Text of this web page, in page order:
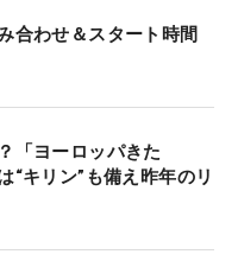
“30周年”の記念大会
の写真がズラリ。そ
11年覇者の宮里藍
は撮るっきゃな
ってもらったのが、
かった…。
合わせ＆スタート時間
「ヨーロッパきた
キリン”も備え昨年のリ